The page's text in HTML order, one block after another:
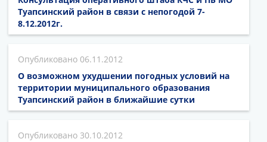
Туапсинский район в связи с непогодой 7-
8.12.2012г.
06.11.2012
О возможном ухудшении погодных условий на
территории муниципального образования
Туапсинский район в ближайшие сутки
30.10.2012